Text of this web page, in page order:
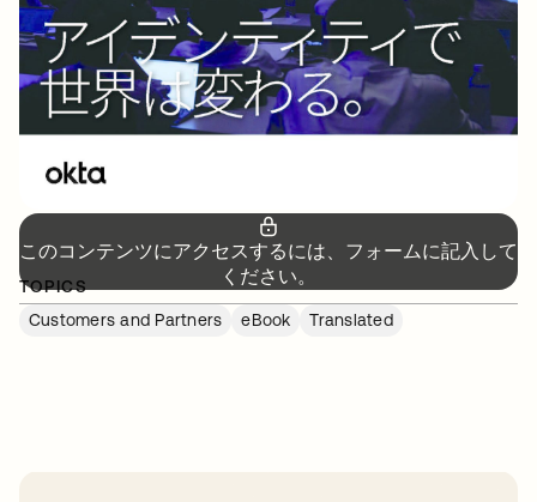
このコンテンツにアクセスするには、フォームに記入して
ください。
TOPICS
Customers and Partners
eBook Translated